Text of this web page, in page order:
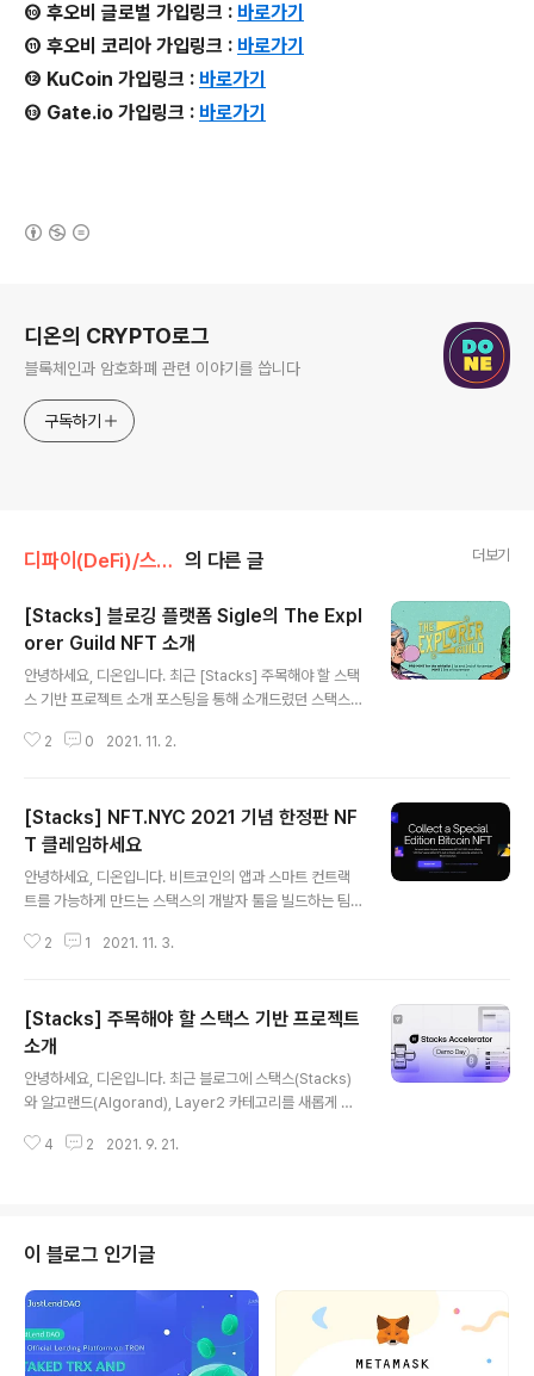
⑩ 후오비 글로벌 가입링크 : 바로가기
⑪ 후오비 코리아 가입링크 : 바로가기
⑫ KuCoin 가입링크 : 바로가기
⑬ Gate.io 가입링크 : 바로가기
디온의 CRYPTO로그
블록체인과 암호화폐 관련 이야기를 씁니다
구독하기
디파이(DeFi)/스택스(Stacks) 의 다른 글 더보기
[Stacks] 블로깅 플랫폼 Sigle의 The Expl
orer Guild NFT 소개
안녕하세요, 디온입니다. 최근 [Stacks] 주목해야 할 스택
스 기반 프로젝트 소개 포스팅을 통해 소개드렸던 스택스
주목해야 할 스택스 기반 프로젝트 소개 안녕하세요, 디온
에 이더리움 외 레이어1 체인이라고 할 수 있는 솔라나, 루
나, 아발란 dcrypto.tistory.com 얼마 전에는 스택스 기
반 최초의 디파이 프로토콜이자 스테이블코인 프로젝트인
Arkadiko가 출시되었고 아카디코에 이어 Stackswap,
택스 커뮤니티는 DeFi 보다는 NFT 시장이..
2 0 2021. 11. 2.
[Stacks] NFT.NYC 2021 기념 한정판 NF
T 클레임하세요
안녕하세요, 디온입니다. 비트코인의 앱과 스마트 컨트랙
트를 가능하게 만드는 스택스의 개발자 툴을 빌드하는 팀
2021 행사를 기념하는 1,000개의 한정판 NFT를 에어드
수 있으니, 혹시 스택스 지갑을 가지고 계신다면 해당 물량
이 매진되기 전에 참여해보시기 바랍니다. 링크 : https://
www.hiro.so/nftnyc 위 링크로 접속하여 클레임을 하시
면 되고, 보다 빠르게 클레임을 하고 싶으신 경우에는 수수
료를 상향 조정하시는 것을 추천드립니다. 클레임 완료 후
에 해당 NFT를 확인하고 싶으신 경우에는 STXNFT의 프
2 1 2021. 11. 3.
[Stacks] 주목해야 할 스택스 기반 프로젝트
소개
안녕하세요, 디온입니다. 최근 블로그에 스택스(Stacks)
와 알고랜드(Algorand), Layer2 카테고리를 새롭게 추
수 있는 솔라나, 루나, 아발란체, 팬텀 등에 강한 모멘텀이
데모 데이를 살펴보면 스택스 기반의 주요 DeFi 프로토콜
들을 비롯한 여러 Dapp들이 출시를 앞두고 있는 것을 확
인할 수 있습니다. 이 중에 특히 관심을 가지고 지켜보고 있
는 것이 몇가지 있는데, 간단히 정리해보면 다음과 같습니
다. 1. ALEX : 최초의 디파이 프로토콜 ALEX는 스택스 블
록체..
4 2 2021. 9. 21.
이 블로그 인기글